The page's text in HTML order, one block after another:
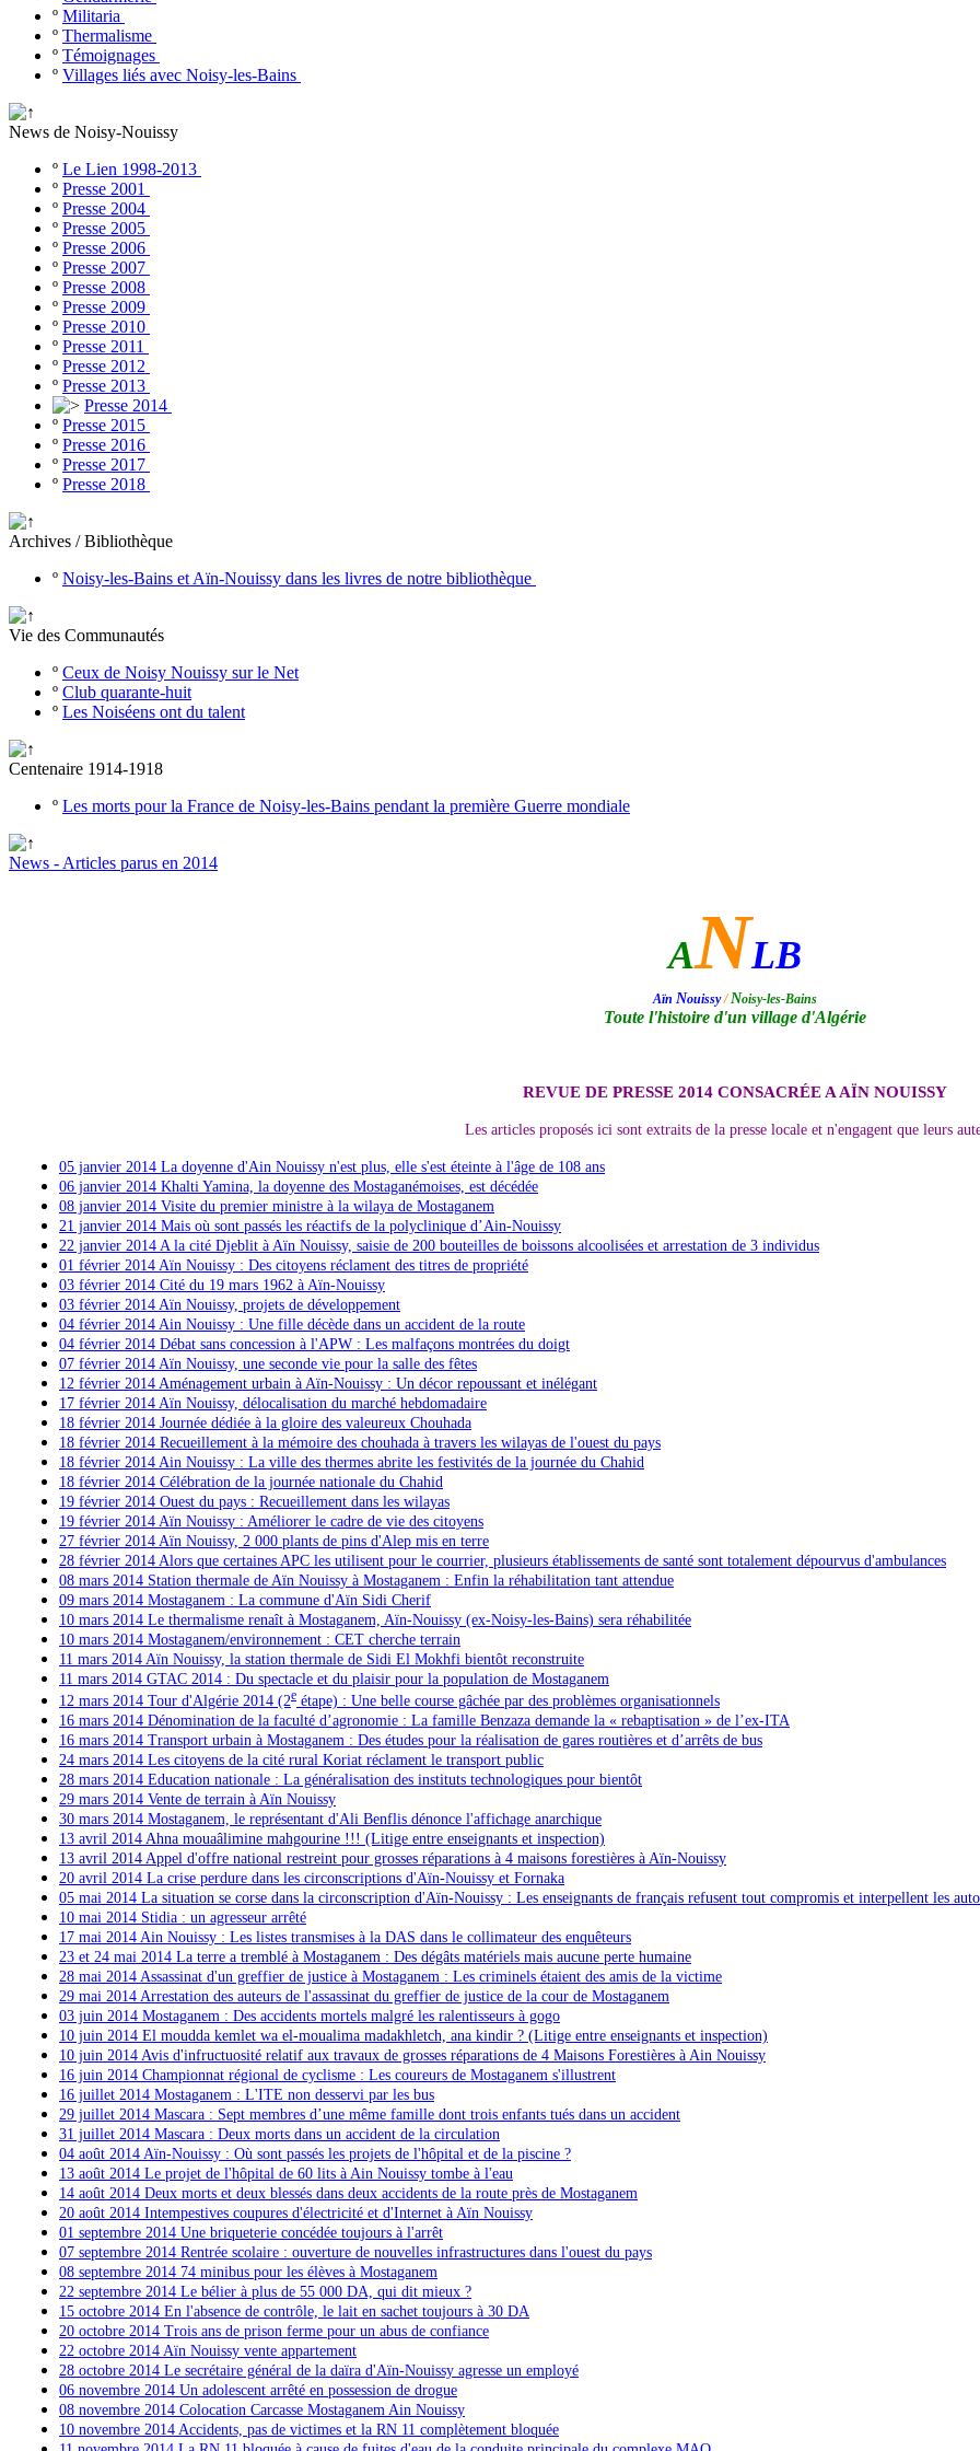
º Militaria
º Thermalisme
º Témoignages
º Villages liés avec Noisy-les-Bains
News de Noisy-Nouissy
º Le Lien 1998-2013
º Presse 2001
º Presse 2004
º Presse 2005
º Presse 2006
º Presse 2007
º Presse 2008
º Presse 2009
º Presse 2010
º Presse 2011
º Presse 2012
º Presse 2013
Presse 2014
º Presse 2015
º Presse 2016
º Presse 2017
º Presse 2018
Archives / Bibliothèque
º Noisy-les-Bains et Aïn-Nouissy dans les livres de notre bibliothèque
Vie des Communautés
º Ceux de Noisy Nouissy sur le Net
º Club quarante-huit
º Les Noiséens ont du talent
Centenaire 1914-1918
º Les morts pour la France de Noisy-les-Bains pendant la première Guerre mondiale
News - Articles parus en 2014
ANLB
Aïn Nouissy/Noisy-les-Bains
Toute l'histoire d'un village d'Algérie
REVUE DE PRESSE 2014 CONSACRÉE A AÏN NOUISSY
Les articles proposés ici sont extraits de la presse locale et n'engagent que leurs
05 janvier 2014 La doyenne d'Ain Nouissy n'est plus, elle s'est éteinte à l'âge de 108 ans
06 janvier 2014 Khalti Yamina, la doyenne des Mostaganémoises, est décédée
08 janvier 2014 Visite du premier ministre à la wilaya de Mostaganem
21 janvier 2014 Mais où sont passés les réactifs de la polyclinique d’Ain-Nouissy
22 janvier 2014 A la cité Djeblit à Aïn Nouissy, saisie de 200 bouteilles de boissons alcoolisées et arrestation de 3 individus
01 février 2014 Aïn Nouissy : Des citoyens réclament des titres de propriété
03 février 2014 Cité du 19 mars 1962 à Aïn-Nouissy
03 février 2014 Aïn Nouissy, projets de développement
04 février 2014 Ain Nouissy : Une fille décède dans un accident de la route
04 février 2014 Débat sans concession à l'APW : Les malfaçons montrées du doigt
07 février 2014 Aïn Nouissy, une seconde vie pour la salle des fêtes
12 février 2014 Aménagement urbain à Aïn-Nouissy : Un décor repoussant et inélégant
17 février 2014 Aïn Nouissy, délocalisation du marché hebdomadaire
18 février 2014 Journée dédiée à la gloire des valeureux Chouhada
18 février 2014 Recueillement à la mémoire des chouhada à travers les wilayas de l'ouest du pays
18 février 2014 Ain Nouissy : La ville des thermes abrite les festivités de la journée du Chahid
18 février 2014 Célébration de la journée nationale du Chahid
19 février 2014 Ouest du pays : Recueillement dans les wilayas
19 février 2014 Aïn Nouissy : Améliorer le cadre de vie des citoyens
27 février 2014 Aïn Nouissy, 2 000 plants de pins d'Alep mis en terre
28 février 2014 Alors que certaines APC les utilisent pour le courrier, plusieurs établissements de santé sont totalement dépourvus d'ambulances
08 mars 2014 Station thermale de Aïn Nouissy à Mostaganem : Enfin la réhabilitation tant attendue
09 mars 2014 Mostaganem : La commune d'Aïn Sidi Cherif
10 mars 2014 Le thermalisme renaît à Mostaganem, Aïn-Nouissy (ex-Noisy-les-Bains) sera réhabilitée
10 mars 2014 Mostaganem/environnement : CET cherche terrain
11 mars 2014 Aïn Nouissy, la station thermale de Sidi El Mokhfi bientôt reconstruite
11 mars 2014 GTAC 2014 : Du spectacle et du plaisir pour la population de Mostaganem
12 mars 2014 Tour d'Algérie 2014 (2e étape) : Une belle course gâchée par des problèmes organisationnels
16 mars 2014 Dénomination de la faculté d’agronomie : La famille Benzaza demande la « rebaptisation » de l’ex-ITA
16 mars 2014 Transport urbain à Mostaganem : Des études pour la réalisation de gares routières et d’arrêts de bus
24 mars 2014 Les citoyens de la cité rural Koriat réclament le transport public
28 mars 2014 Education nationale : La généralisation des instituts technologiques pour bientôt
29 mars 2014 Vente de terrain à Aïn Nouissy
30 mars 2014 Mostaganem, le représentant d'Ali Benflis dénonce l'affichage anarchique
13 avril 2014 Ahna mouaâlimine mahgourine !!! (Litige entre enseignants et inspection)
13 avril 2014 Appel d'offre national restreint pour grosses réparations à 4 maisons forestières à Aïn-Nouissy
20 avril 2014 La crise perdure dans les circonscriptions d'Aïn-Nouissy et Fornaka
05 mai 2014 La situation se corse dans la circonscription d'Aïn-Nouissy : Les enseignants de français refusent tout compromis et interpellent les
10 mai 2014 Stidia : un agresseur arrêté
17 mai 2014 Ain Nouissy : Les listes transmises à la DAS dans le collimateur des enquêteurs
23 et 24 mai 2014 La terre a tremblé à Mostaganem : Des dégâts matériels mais aucune perte humaine
28 mai 2014 Assassinat d'un greffier de justice à Mostaganem : Les criminels étaient des amis de la victime
29 mai 2014 Arrestation des auteurs de l'assassinat du greffier de justice de la cour de Mostaganem
03 juin 2014 Mostaganem : Des accidents mortels malgré les ralentisseurs à gogo
10 juin 2014 El moudda kemlet wa el-moualima madakhletch, ana kindir ? (Litige entre enseignants et inspection)
10 juin 2014 Avis d'infructuosité relatif aux travaux de grosses réparations de 4 Maisons Forestières à Ain Nouissy
16 juin 2014 Championnat régional de cyclisme : Les coureurs de Mostaganem s'illustrent
16 juillet 2014 Mostaganem : L'ITE non desservi par les bus
29 juillet 2014 Mascara : Sept membres d’une même famille dont trois enfants tués dans un accident
31 juillet 2014 Mascara : Deux morts dans un accident de la circulation
04 août 2014 Aïn-Nouissy : Où sont passés les projets de l'hôpital et de la piscine ?
13 août 2014 Le projet de l'hôpital de 60 lits à Ain Nouissy tombe à l'eau
14 août 2014 Deux morts et deux blessés dans deux accidents de la route près de Mostaganem
20 août 2014 Intempestives coupures d'électricité et d'Internet à Aïn Nouissy
01 septembre 2014 Une briqueterie concédée toujours à l'arrêt
07 septembre 2014 Rentrée scolaire : ouverture de nouvelles infrastructures dans l'ouest du pays
08 septembre 2014 74 minibus pour les élèves à Mostaganem
22 septembre 2014 Le bélier à plus de 55 000 DA, qui dit mieux ?
15 octobre 2014 En l'absence de contrôle, le lait en sachet toujours à 30 DA
20 octobre 2014 Trois ans de prison ferme pour un abus de confiance
22 octobre 2014 Aïn Nouissy vente appartement
28 octobre 2014 Le secrétaire général de la daïra d'Aïn-Nouissy agresse un employé
06 novembre 2014 Un adolescent arrêté en possession de drogue
08 novembre 2014 Colocation Carcasse Mostaganem Ain Nouissy
10 novembre 2014 Accidents, pas de victimes et la RN 11 complètement bloquée